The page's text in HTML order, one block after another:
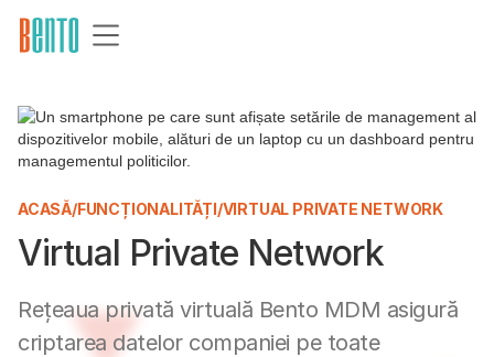
ACASĂ/FUNCȚIONALITĂȚI/VIRTUAL PRIVATE NETWORK
Virtual Private Network
Rețeaua privată virtuală Bento MDM asigură
criptarea datelor companiei pe toate